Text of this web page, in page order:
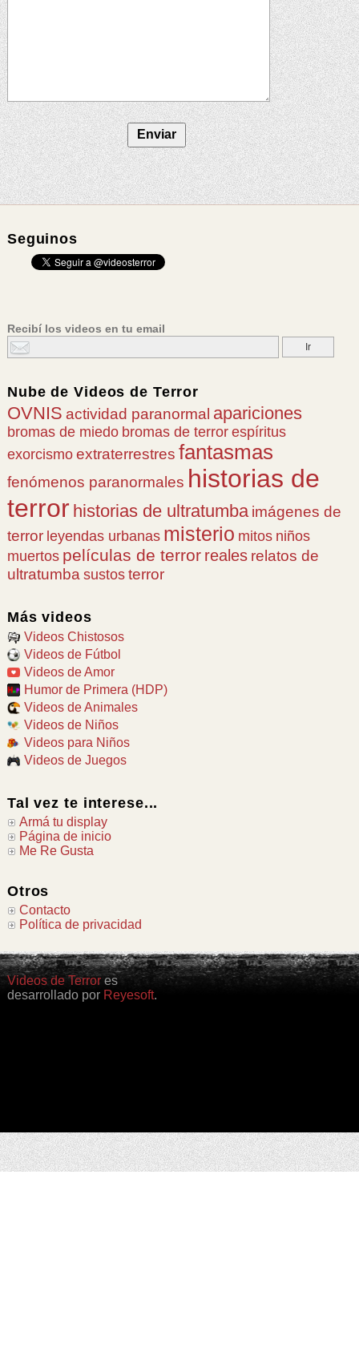
Seguinos
Recibí los videos en tu email
Nube deVideos de Terror
OVNIS actividad paranormal apariciones
bromas de miedo bromas de terror espíritus
exorcismo extraterrestres fantasmas
fenómenos paranormales historias de
terror historias de ultratumba imágenes de
terror leyendas urbanas misterio mitos niños
muertos películas de terror reales relatos de
ultratumba sustos terror
Más videos
Videos Chistosos
Videos de Fútbol
Videos de Amor
Humor de Primera (HDP)
Videos de Animales
Videos de Niños
Videos para Niños
Videos de Juegos
Tal vez te interese...
Armá tu display
Página de inicio
Me Re Gusta
Otros
Contacto
Política de privacidad
Videos de Terrores
desarrollado por Reyesoft.